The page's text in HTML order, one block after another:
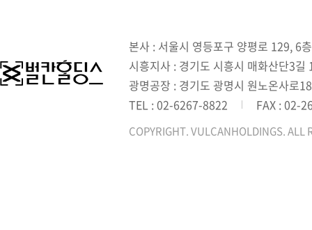
본사 : 서울시 영등포구 양평로 129, 6층
시흥지사 : 경기도 시흥시 매화산단3
광명공장 : 경기도 광명시 원노온사로18
TEL : 02-6267-8822
FAX : 02-
COPYRIGHT. VULCANHOLDINGS. ALL